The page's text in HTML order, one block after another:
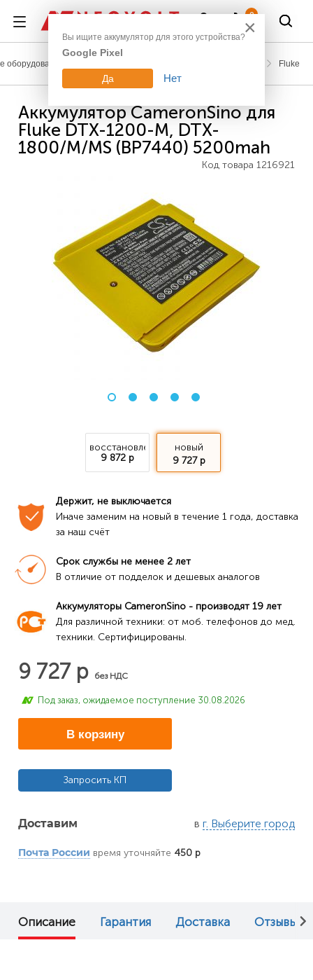
0
Fluke
Аккумулятор CameronSino для
Fluke DTX-1200-M, DTX-
1800/M/MS (BP7440) 5200mah
Код товара 1216921
восстановление
9 872 р
новый
9 727 р
Держит, не выключается
Иначе заменим на новый в течение 1 года, доставка
за наш счёт
Срок службы не менее 2 лет
В отличие от подделок и дешевых аналогов
Аккумуляторы CameronSino - производят 19 лет
Для различной техники: от моб. телефонов до мед.
техники. Сертифицированы.
9 727 р без НДС
Под заказ, ожидаемое поступление 30.08.2026
В корзину
Запросить КП
Доставим в г. Выберите город
Почта России время уточняйте 450 р
Описание Гарантия Доставка Отзывы (0)
×
Вы ищите аккумулятор для этого устройства?
Google Pixel
Да Нет